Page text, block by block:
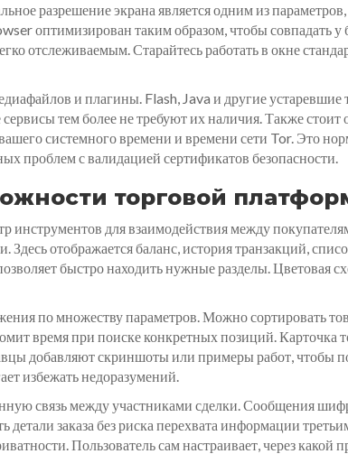
разрешение экрана является одним из
оптимизирован таким образом, чтобы совпадать у
отслеживаемым. Старайтесь работать в окне
и плагины. Flash, Java и другие
тем более не требуют их наличия. Также стоит
системного времени и времени сети Tor. Это
проблем с валидацией сертификатов безопасности.
торговой
инструментов для взаимодействия между
отображается баланс, история транзакций,
быстро находить нужные разделы. Цветовая
по множеству параметров. Можно сортировать
время при поиске конкретных позиций. Карточка
добавляют скриншоты или примеры работ, чтобы
избежать недоразумений.
связь между участниками сделки. Сообщения
детали заказа без риска перехвата информации
Пользователь сам настраивает, через